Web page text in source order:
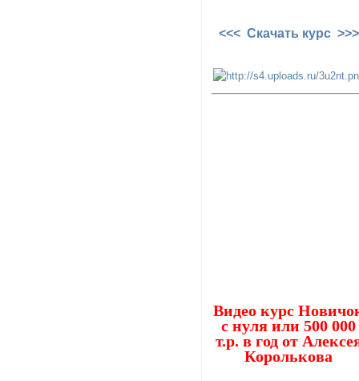
<<< Скачать курс >>>
Видео курс
с нуля или 500 000
т.р. в год от
Королькова